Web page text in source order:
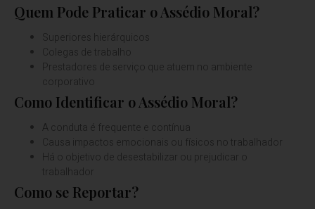
Quem Pode Praticar o Assédio Moral?
Superiores hierárquicos
Colegas de trabalho
Prestadores de serviço que atuem no ambiente
corporativo
Como Identificar o Assédio Moral?
A conduta é frequente e contínua
Causa impactos emocionais ou físicos no trabalhador
Há o objetivo de desestabilizar ou prejudicar o
trabalhador
Como se Reportar?